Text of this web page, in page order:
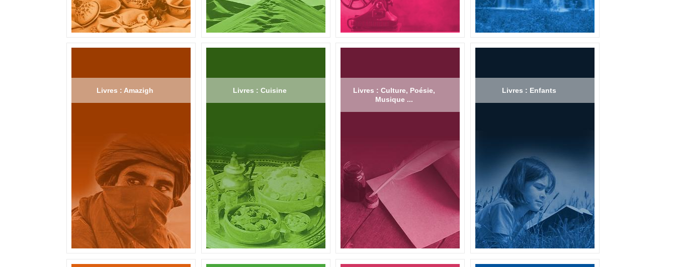
Livres : Amazigh Livres : Cuisine
Livres : Culture, Poésie,
Musique ...
Livres : Enfants